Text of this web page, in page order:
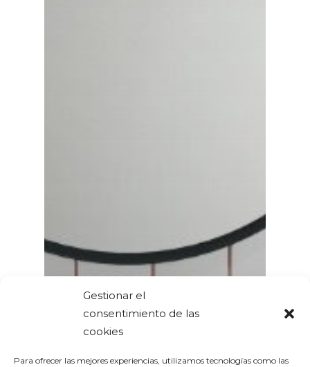
Gestionar el
consentimiento de las
cookies
Para ofrecer las mejores experiencias, utilizamos tecnologías como las